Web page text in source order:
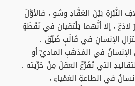
بَيْنَ العَقَّادِ وشو ، فالأوَّلُ
، إلا أنَّهما يَلْتقيان في نُقْطَةٍ
الإنسانِ في قَالَبٍ ضَيِّق .
في المَذهَبِ الماديِّ أو
التي تُفَرِّغُ العقلَ مِنْ حُرِّيته .
في الطاعةِ العَمْياءِ ،